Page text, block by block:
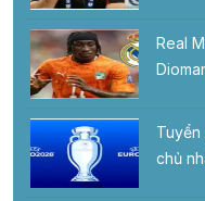
Real
Tuyển
chủ